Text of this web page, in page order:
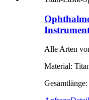
Alle Arten
Material: